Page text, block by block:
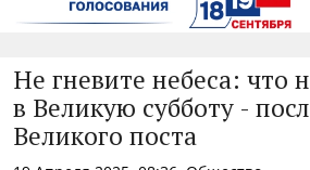
Не гневите небеса: что
в Великую субботу -
Великого поста